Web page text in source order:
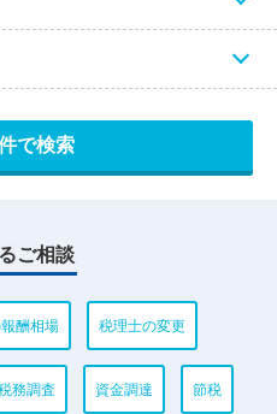
ご相談
酬相場 税理士の変更
務調査 資金調達 節税